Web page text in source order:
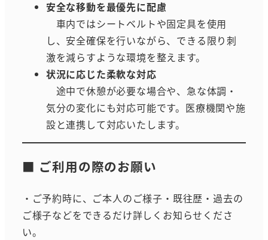
安全な移動を最優先に配慮
車内ではシートベルトや固定具を使用
し、安全確保を行いながら、できる限り刺
激を減らすような環境を整えます。
状況に応じた柔軟な対応
途中で休憩が必要な場合や、急な体調・
気分の変化にも対応可能です。医療機関や施
設と連携して対応いたします。
■ ご利用の際のお願い
・ご予約時に、ご本人のご様子・既往歴・過去の
ご様子などをできるだけ詳しくお知らせくださ
い。